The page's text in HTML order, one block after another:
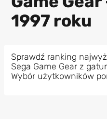
1997 roku
Sprawdź ranking
Sega Game Gear z
Wybór użytkowników